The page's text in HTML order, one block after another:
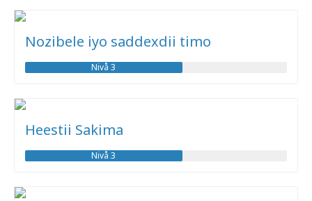
Nozibele iyo saddexdii timo
Nivå 3
Heestii Sakima
Nivå 3